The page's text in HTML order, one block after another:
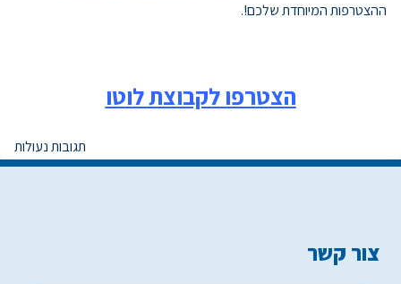
ההצטרפות המיוחדת שלכם!.
הצטרפו לקבוצת לוטו
תגובות נעולות
צור קשר